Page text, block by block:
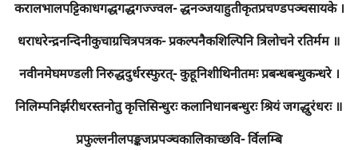
करालभालपट्टिकाधगद्धगद्धगज्ज्वल- द्धनञ्जयाहुतीकृतप्रचण्डपञ्चसायके ।
धराधरेन्द्रनन्दिनीकुचाग्रचित्रपत्रक- प्रकल्पनैकशिल्पिनि त्रिलोचने रतिर्मम ॥
नवीनमेघमण्डली निरुद्धदुर्धरस्फुरत्- कुहूनिशीथिनीतमः प्रबन्धबन्धुकन्धरे ।
निलिम्पनिर्झरीधरस्तनोतु कृत्तिसिन्धुरः कलानिधानबन्धुरः श्रियं जगद्धुरंधरः ॥
प्रफुल्लनीलपङ्कजप्रपञ्चकालिकाच्छवि- र्विलम्बि